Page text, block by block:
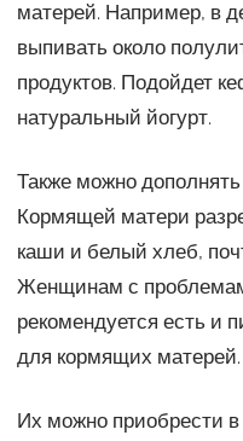
матерей. Например, в
выпивать около
продуктов. Подойдет
натуральный йогурт.
Также можно
Кормящей матери
каши и белый хлеб,
Женщинам с
рекомендуется есть и
для кормящих матерей.
Их можно приобрести в